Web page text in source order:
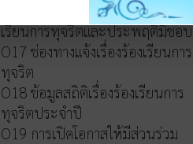
O16 แนวปฏิบัติการจัดการเรื่องร้อง
เรียนการทุจริตและประพฤติมิชอบ
O17 ช่องทางแจ้งเรื่องร้องเรียนการ
ทุจริต
O18 ข้อมูลสถิติเรื่องร้องเรียนการ
ทุจริตประจำปี
O19 การเปิดโอกาสให้มีส่วนร่วม